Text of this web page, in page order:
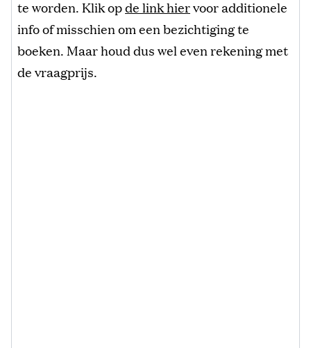
te worden. Klik opde link hiervoor additionele
info of misschien om een bezichtiging te
boeken. Maar houd dus wel even rekening met
de vraagprijs.